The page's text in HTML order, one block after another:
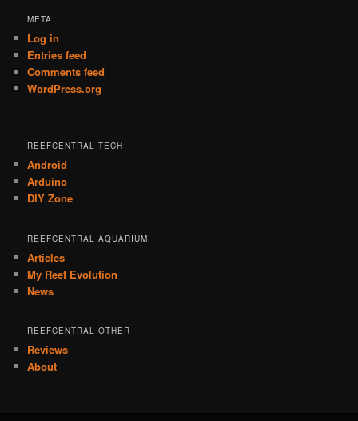
META
Log in
Entries feed
Comments feed
WordPress.org
REEFCENTRAL TECH
Android
Arduino
DIY Zone
REEFCENTRAL AQUARIUM
Articles
My Reef Evolution
News
REEFCENTRAL OTHER
Reviews
About